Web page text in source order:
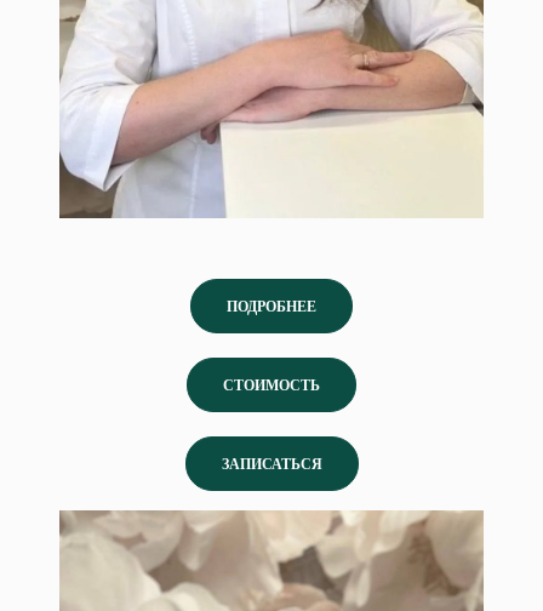
ПОДРОБНЕЕ
СТОИМОСТЬ
ЗАПИСАТЬСЯ